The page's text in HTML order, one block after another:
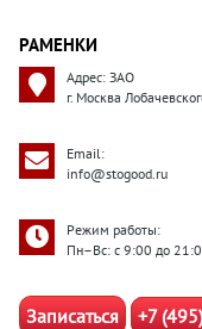
РАМЕНКИ
Адрес: ЗАО
г. Москва
Email:
info@stogood.ru
Режим работы:
Пн–Вс: с 9:00 до
Записаться +7